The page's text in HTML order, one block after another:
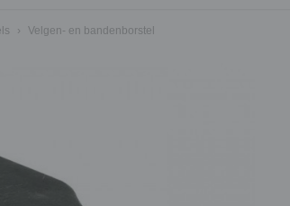
› Velgen- en bandenborstel